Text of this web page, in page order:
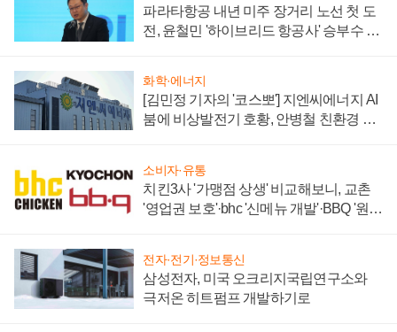
파라타항공 내년 미주 장거리 노선 첫 도
전, 윤철민 '하이브리드 항공사' 승부수 통
화학·에너지
[김민정 기자의 '코스뽀'] 지엔씨에너지 AI
붐에 비상발전기 호황, 안병철 친환경 에
소비자·유통
치킨3사 '가맹점 상생' 비교해보니, 교촌
'영업권 보호'·bhc '신메뉴 개발'·BBQ '원가
전자·전기·정보통신
삼성전자, 미국 오크리지국립연구소와
극저온 히트펌프 개발하기로